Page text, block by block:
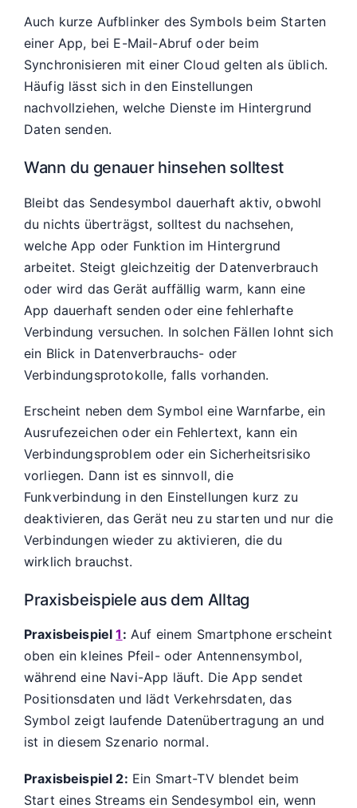
Auch kurze Aufblinker des Symbols beim Starten
einer App, bei E-Mail-Abruf oder beim
Synchronisieren mit einer Cloud gelten als üblich.
Häufig lässt sich in den Einstellungen
nachvollziehen, welche Dienste im Hintergrund
Daten senden.
Wann du genauer hinsehen solltest
Bleibt das Sendesymbol dauerhaft aktiv, obwohl
du nichts überträgst, solltest du nachsehen,
welche App oder Funktion im Hintergrund
arbeitet. Steigt gleichzeitig der Datenverbrauch
oder wird das Gerät auffällig warm, kann eine
App dauerhaft senden oder eine fehlerhafte
Verbindung versuchen. In solchen Fällen lohnt sich
ein Blick in Datenverbrauchs- oder
Verbindungsprotokolle, falls vorhanden.
Erscheint neben dem Symbol eine Warnfarbe, ein
Ausrufezeichen oder ein Fehlertext, kann ein
Verbindungsproblem oder ein Sicherheitsrisiko
vorliegen. Dann ist es sinnvoll, die
Funkverbindung in den Einstellungen kurz zu
deaktivieren, das Gerät neu zu starten und nur die
Verbindungen wieder zu aktivieren, die du
wirklich brauchst.
Praxisbeispiele aus dem Alltag
Praxisbeispiel1 : Auf einem Smartphone erscheint
oben ein kleines Pfeil- oder Antennensymbol,
während eine Navi-App läuft. Die App sendet
Positionsdaten und lädt Verkehrsdaten, das
Symbol zeigt laufende Datenübertragung an und
ist in diesem Szenario normal.
Praxisbeispiel 2: Ein Smart-TV blendet beim
Start eines Streams ein Sendesymbol ein, wenn